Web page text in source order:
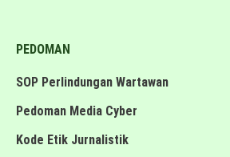
PEDOMAN
SOP Perlindungan Wartawan
Pedoman Media Cyber
Kode Etik Jurnalistik